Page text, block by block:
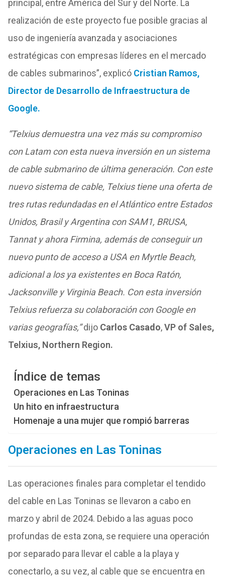
principal, entre América del Sur y del Norte. La
realización de este proyecto fue posible gracias al
uso de ingeniería avanzada y asociaciones
estratégicas con empresas líderes en el mercado
de cables submarinos”, explicó Cristian Ramos,
Director de Desarrollo de Infraestructura de
Google.
“Telxius demuestra una vez más su compromiso
con Latam con esta nueva inversión en un sistema
de cable submarino de última generación. Con este
nuevo sistema de cable, Telxius tiene una oferta de
tres rutas redundadas en el Atlántico entre Estados
Unidos, Brasil y Argentina con SAM1, BRUSA,
Tannat y ahora Firmina, además de conseguir un
nuevo punto de acceso a USA en Myrtle Beach,
adicional a los ya existentes en Boca Ratón,
Jacksonville y Virginia Beach. Con esta inversión
Telxius refuerza su colaboración con Google en
varias geografías,”dijo Carlos Casado,VP of Sales,
Telxius, Northern Region.
Índice de temas
Operaciones en Las Toninas
Un hito en infraestructura
Homenaje a una mujer que rompió barreras
Operaciones en Las Toninas
Las operaciones finales para completar el tendido
del cable en Las Toninas se llevaron a cabo en
marzo y abril de 2024. Debido a las aguas poco
profundas de esta zona, se requiere una operación
por separado para llevar el cable a la playa y
conectarlo, a su vez, al cable que se encuentra en